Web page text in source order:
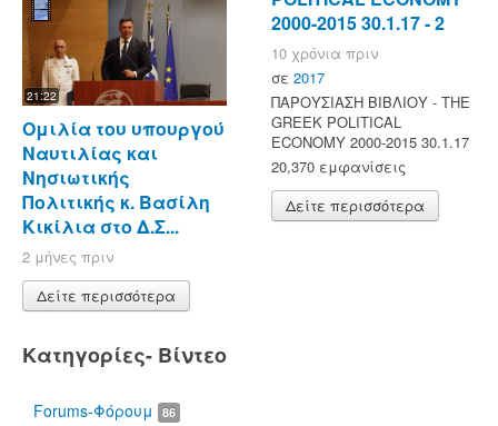
21:22
Ομιλία του υπουργού
Ναυτιλίας και
Νησιωτικής
Πολιτικής κ. Βασίλη
Κικίλια στο Δ.Σ...
2 μήνες πριν
Δείτε περισσότερα
Κατηγορίες- Βίντεο
Forums-Φόρουμ 86
2000-2015 30.1.17 - 2
10 χρόνια πριν
σε 2017
ΠΑΡΟΥΣΙΑΣΗ ΒΙΒΛΙΟΥ - ΤΗΕ
GREEK POLITICAL
ECONOMY 2000-2015 30.1.17
20,370 εμφανίσεις
Δείτε περισσότερα